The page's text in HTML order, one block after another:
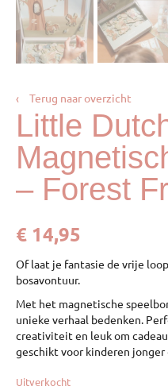
‹ Terug naar overzicht
Little
– Forest
€ 14,95
Of laat je fantasie de vrije
bosavontuur.
Met het magnetische
unieke verhaal bedenken.
creativiteit en leuk om
geschikt voor kinderen jonger
Uitverkocht